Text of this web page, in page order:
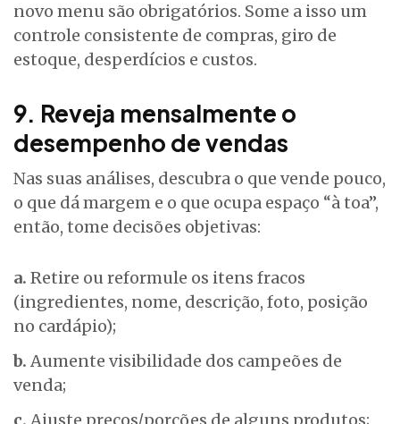
novo menu são obrigatórios. Some a isso um
controle consistente de compras, giro de
estoque, desperdícios e custos.
9. Reveja mensalmente o
desempenho de vendas
Nas suas análises, descubra o que vende pouco,
o que dá margem e o que ocupa espaço “à toa”,
então, tome decisões objetivas:
a. Retire ou reformule os itens fracos
(ingredientes, nome, descrição, foto, posição
no cardápio);
b. Aumente visibilidade dos campeões de
venda;